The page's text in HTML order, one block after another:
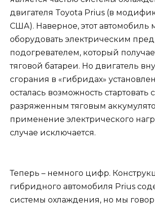
двигателя Toyota Prius (в
США). Наверное, этот автомобиль
оборудовать электрическим
подогревателем, который
тяговой батареи. Но двигатель
сгорания в «гибридах»
осталась возможность стартовать с
разряженным тяговым
применение электрического
случае исключается.
Теперь – немного цифр.
гибридного автомобиля Prius
системы охлаждения, но мы